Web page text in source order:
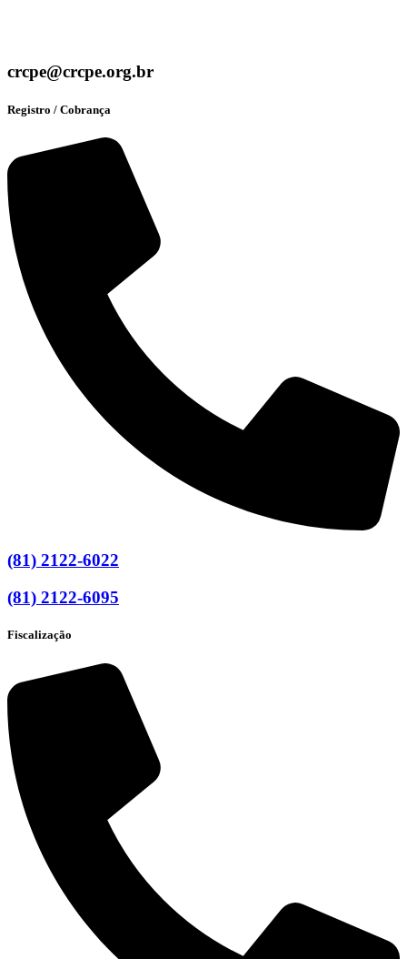
crcpe@crcpe.org.br
Registro / Cobrança
(81) 2122-6022
(81) 2122-6095
Fiscalização